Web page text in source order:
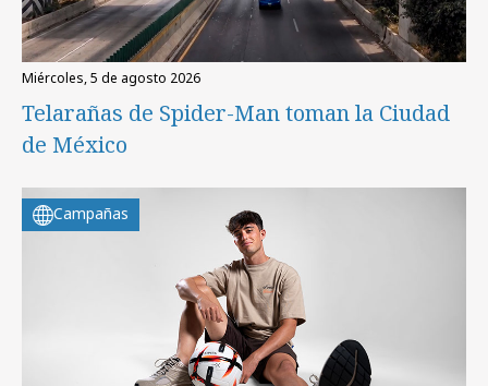
miércoles, 5 de agosto 2026
Telarañas de Spider-Man toman la Ciudad
de México
Campañas